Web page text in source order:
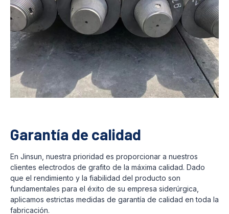
Garantía de calidad
En Jinsun, nuestra prioridad es proporcionar a nuestros
clientes electrodos de grafito de la máxima calidad. Dado
que el rendimiento y la fiabilidad del producto son
fundamentales para el éxito de su empresa siderúrgica,
aplicamos estrictas medidas de garantía de calidad en toda la
fabricación.